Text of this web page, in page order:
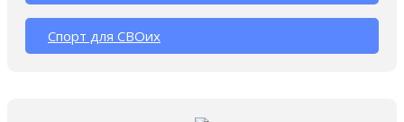
Спорт для СВОих